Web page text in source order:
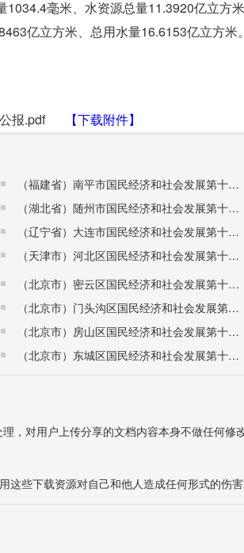
毫米、水资源总量11.3920亿立方
亿立方米、总用水量16.6153亿立方米。
报.pdf 【下载附件】
（福建省）南平市国民经济和社会发展第十五个五年规划纲要
（湖北省）随州市国民经济和社会发展第十五个五年规划纲要
（辽宁省）大连市国民经济和社会发展第十五个五年规划纲要
（天津市）河北区国民经济和社会发展第十五个五年规划纲要
（北京市）密云区国民经济和社会发展第十五个五年规划纲要
（北京市）门头沟区国民经济和社会发展第十五个五年规划纲要
（北京市）房山区国民经济和社会发展第十五个五年规划纲要
（北京市）东城区国民经济和社会发展第十五个五年规划纲要
，对用户上传分享的文档内容本身不做任何修
些下载资源对自己和他人造成任何形式的伤害